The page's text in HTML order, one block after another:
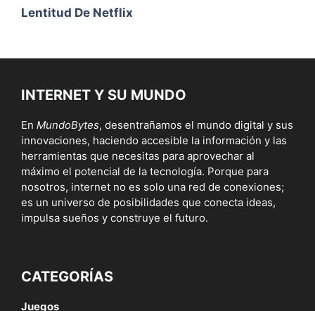
Lentitud De Netflix
INTERNET Y SU MUNDO
En MundoBytes, desentrañamos el mundo digital y sus
innovaciones, haciendo accesible la información y las
herramientas que necesitas para aprovechar al
máximo el potencial de la tecnología. Porque para
nosotros, internet no es solo una red de conexiones;
es un universo de posibilidades que conecta ideas,
impulsa sueños y construye el futuro.
CATEGORÍAS
Juegos